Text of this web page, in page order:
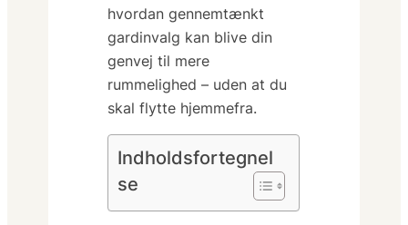
hvordangennemtænkt
gardinvalg kan blive din
genvej til mere
rummelighed – uden at du
skal flytte hjemmefra.
Indholdsfortegnel
se